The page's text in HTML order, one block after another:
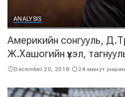
ANALYSIS
Америкийн сонгууль,
Ж.Хашогийн үхэл,
December 20, 2018 24 минут